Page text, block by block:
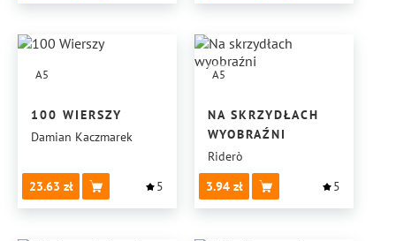
A5
100 WIERSZY
Damian Kaczmarek
23.63 5
A5
NA SKRZYDŁACH
WYOBRAŹNI
Riderò
3.94
5